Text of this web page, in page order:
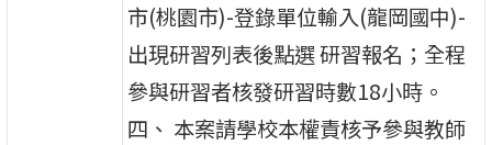
市(桃園市)-登錄單位輸入(龍岡國中)-
出現研習列表後點選 研習報名；全程
參與研習者核發研習時數18小時。
四、 本案請學校本權責核予參與教師